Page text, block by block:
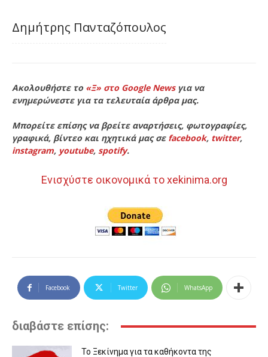
Δημήτρης Πανταζόπουλος
Ακολουθήστε το «Ξ» στο Google Newsγια να
ενημερώνεστε για τα τελευταία άρθρα μας.
Μπορείτε επίσης να βρείτε αναρτήσεις, φωτογραφίες,
γραφικά, βίντεο και ηχητικά μας σε facebook, twitter,
instagram, youtube, spotify.
Ενισχύστε οικονομικά το xekinima.org
Facebook Twitter WhatsApp
διαβάστε επίσης:
Το Ξεκίνημα για τα καθήκοντα της